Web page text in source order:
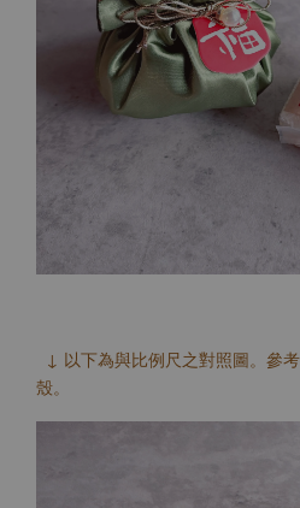
↓ 以下為與比例尺之對照圖。參
殼。